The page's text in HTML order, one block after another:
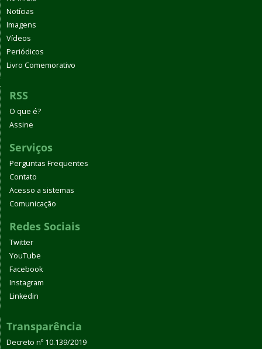
Notícias
Imagens
Vídeos
Periódicos
Livro Comemorativo
RSS
O que é?
Assine
Serviços
Perguntas Frequentes
Contato
Acesso a sistemas
Comunicação
Redes Sociais
Twitter
YouTube
Facebook
Instagram
Linkedin
Transparência
Decreto nº 10.139/2019